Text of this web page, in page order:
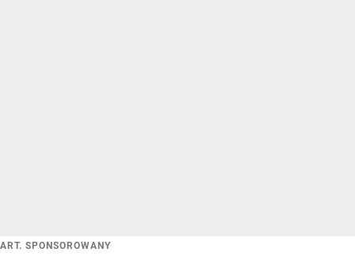
ART. SPONSOROWANY